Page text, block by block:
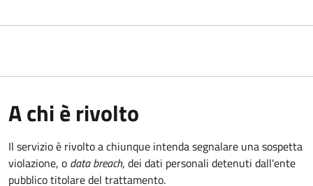
A chi è rivolto
Il servizio è rivolto a chiunque intenda segnalare una sospetta
violazione, o data breach, dei dati personali detenuti dall'ente
pubblico titolare del trattamento.